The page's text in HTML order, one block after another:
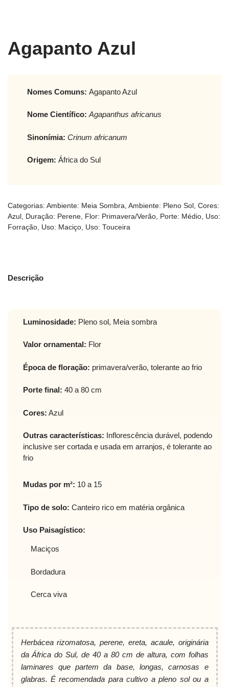
Agapanto Azul
Nomes Comuns: Agapanto Azul
Nome Científico: Agapanthus africanus
Sinonímia: Crinum africanum
Origem: África do Sul
Categorias: Ambiente: Meia Sombra Ambiente: Pleno Sol Cores:
Azul Duração: Perene Flor: Primavera/Verão Porte: Médio Uso:
Forração Uso: Maciço Uso: Touceira
Descrição
Luminosidade: Pleno sol, Meia sombra
Valor ornamental: Flor
Época de floração: primavera/verão, tolerante ao frio
Porte final: 40 a 80 cm
Cores: Azul
Outras características: Inflorescência durável, podendo
inclusive ser cortada e usada em arranjos, é tolerante ao
frio
Mudas por m²: 10 a 15
Tipo de solo: Canteiro rico em matéria orgânica
Uso Paisagístico:
Maciços
Bordadura
Cerca viva
Herbácea rizomatosa, perene, ereta, acaule, originária
da África do Sul, de 40 a 80 cm de altura, com folhas
laminares que partem da base, longas, carnosas e
glabras. É recomendada para cultivo a pleno sol ou a